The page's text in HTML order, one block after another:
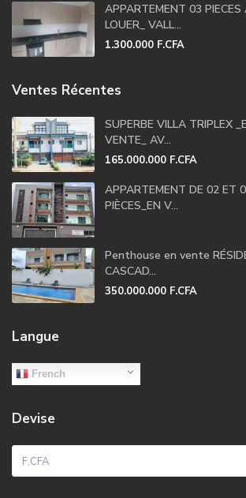
APPARTEMENT 03 PIECES
LOUER_ VALL...
1.300.000 F.CFA
Ventes Récentes
SUPERBE VILLA TRIPLEX
VENTE_ AV...
165.000.000 F.CFA
APPARTEMENT DE 02 ET
PIÈCES_EN V...
Penthouse en vente
CASCAD...
350.000.000 F.CFA
Langue
French
Devise
F.CFA